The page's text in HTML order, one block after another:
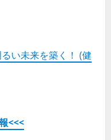
い未来を築く！ (健
<<<